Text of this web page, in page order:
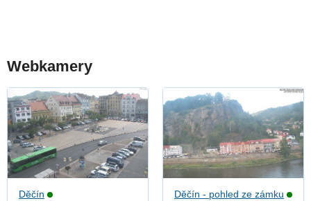
Webkamery
Děčín
Děčín - pohled ze zámku